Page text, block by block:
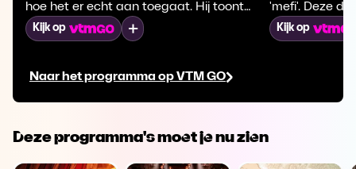
Naar het programma op VTM GO
hoe het er echt aan toegaat. Hij toont
haar zijn voorraad en neemt haar mee
op pad. Ze ontmoet ook Thibaut, die
Kijk op
'mefi'. Deze
verslavend,
Louise is 15
nadat ze een
Kijk op
Deze programma's moet je nu zien